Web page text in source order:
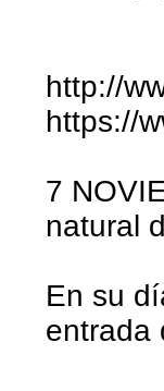
http://
https://
7
natural
En su
entrada